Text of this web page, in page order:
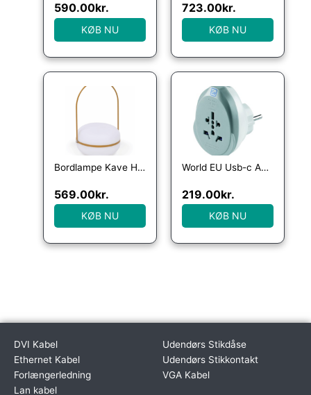
590.00kr.
KØB NU
723.00kr.
KØB NU
Bordlampe Kave Home Tea – LED-portabel lampe med 3 lysniveauer, USB-genopladelig, sennepsgul
569.00kr.
KØB NU
World EU Usb-c Adaptor + 25W
219.00kr.
KØB NU
DVI Kabel
Ethernet Kabel
Forlængerledning
Lan kabel
Udendørs Stikdåse
Udendørs Stikkontakt
VGA Kabel